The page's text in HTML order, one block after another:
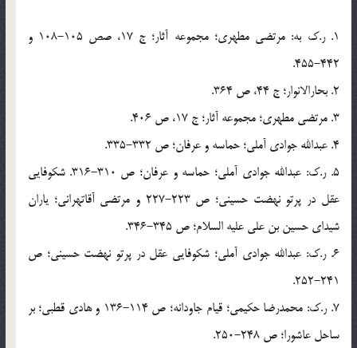
1. ر.ک به: مرتضي مطهري؛ مجموعه آثار؛ ج 17، صص 105-108 و
442-455.
2. بحارالانوار؛ ج 44، ص 364.
3. مرتضي مطهري؛ مجموعه آثار؛ ج 17، ص 406.
4. عبدالله جوادي آملي؛ حماسه و عرفان؛ ص 332-335.
5. ر.ک: عبدالله جوادي آملي؛ حماسه و عرفان؛ ص 310-316. شکوفايي
عقل در پرتو نهضت حسيني؛ ص 223-227 و مرتضي آقاتهراني؛ ياران
شيداي حسين بن علي عليه السلام؛ ص 345-346.
6. ر.ک: عبدالله جوادي آملي؛ شکوفايي عقل در پرتو نهضت حسيني؛ ص
241-252.
7. ر.ک: محمدرضا حکيمي؛ قيام جاودانه؛ ص 114-136 و هادي قطبي؛ بر
ساحل عاشورا؛ ص 248-250.